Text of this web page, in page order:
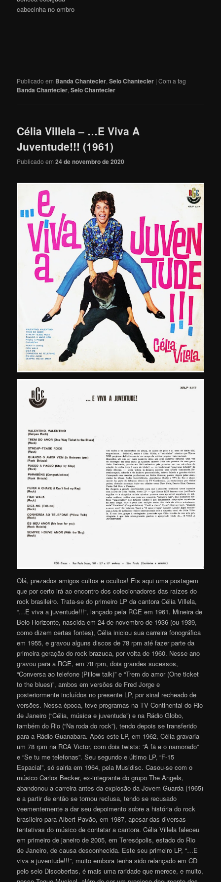
cabecinha no ombro
Publicado em Banda Chantecler,Selo Chantecler |Com a tag
Banda Chantecler,Selo Chantecler
Célia Villela – …E Viva A
Juventude!!! (1961)
Publicado em24 de novembro de 2020
Olá, prezados amigos cultos e ocultos! Eis aqui uma postagem
que por certo irá ao encontro dos colecionadores das raízes do
rock brasileiro. Trata-se do primeiro LP da cantora Célia Villela,
“…E viva a juventude!!!”, lançado pela RGE em 1961. Mineira de
Belo Horizonte, nascida em 24 de novembro de 1936 (ou 1939,
como dizem certas fontes), Célia iniciou sua carreira fonográfica
em 1955, e gravou alguns discos de 78 rpm até fazer parte da
primeira geração do rock brazuca, por volta de 1960. Nesse ano
gravou para a RGE, em 78 rpm, dois grandes sucessos,
“Conversa ao telefone (Pillow talk)” e “Trem do amor (One ticket
to the blues)”, ambos em versões de Fred Jorge e
posteriormente incluídos no presente LP, por sinal recheado de
versões. Nessa época, teve programas na TV Continental do Rio
de Janeiro (“Célia, música e juventude”) e na Rádio Globo,
também do Rio (“Na roda do rock”), tendo depois se transferido
para a Rádio Guanabara. Após este LP, em 1962, Célia gravaria
um 78 rpm na RCA Victor, com dois twists: “A fã e o namorado”
e “Se tu me telefonas”. Seu segundo e último LP, “F-15
Espacial”, só sairia em 1964, pela Musidisc. Casou-se com o
músico Carlos Becker, ex-integrante do grupo The Angels,
abandonou a carreira antes da explosão da Jovem Guarda (1965)
e a partir de então se tornou reclusa, tendo se recusado
veementemente a dar seu depoimento sobre a história do rock
brasileiro para Albert Pavão, em 1987, apesar das diversas
tentativas do músico de contatar a cantora. Célia Villela faleceu
em primeiro de janeiro de 2005, em Teresópolis, estado do Rio
de Janeiro, de causa desconhecida. Este seu primeiro LP, “…E
viva a juventude!!!”, muito embora tenha sido relançado em CD
pelo selo Discobertas, é mais uma raridade que merece, e muito,